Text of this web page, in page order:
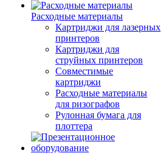
Расходные материалы
Картриджи для лазерных
принтеров
Картриджи для
струйных принтеров
Совместимые
картриджи
Расходные материалы
для ризографов
Рулонная бумага для
плоттера